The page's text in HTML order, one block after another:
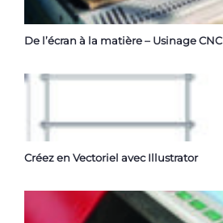
De l’écran à la matière – Usinage CNC
Créez en Vectoriel avec Illustrator